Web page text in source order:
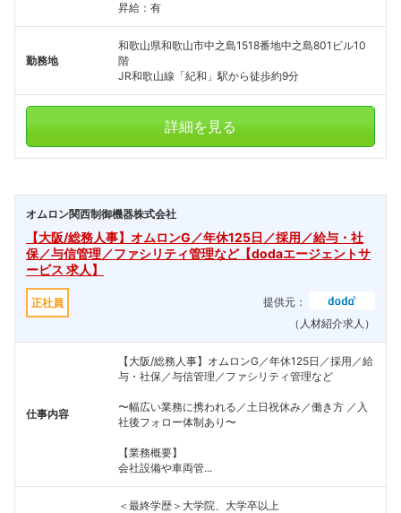
昇給：有
勤務地
和歌山県和歌山市中之島1518番地中之島801ビル10
階
JR和歌山線「紀和」駅から徒歩約9分
詳細を見る
オムロン関西制御機器株式会社
【大阪/総務人事】オムロンG／年休125日／採用／給与・社
保／与信管理／ファシリティ管理など【dodaエージェントサ
ービス 求人】
正社員
提供元：
（人材紹介求人）
仕事内容
【大阪/総務人事】オムロンG／年休125日／採用／給
与・社保／与信管理／ファシリティ管理など
〜幅広い業務に携われる／土日祝休み／働き方 ／入
社後フォロー体制あり〜
【業務概要】
会社設備や車両管...
＜最終学歴＞大学院、大学卒以上